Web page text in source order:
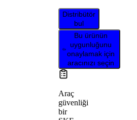
Distribütör
bul
Bu ürünün
uygunluğunu
onaylamak için
aracınızı seçin
Araç
güvenliği
bir